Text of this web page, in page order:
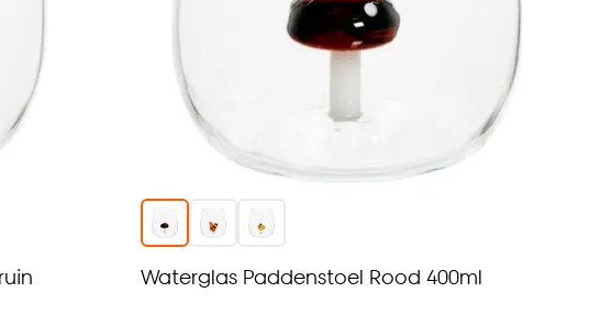
Waterglas Paddenstoel Rood 400ml